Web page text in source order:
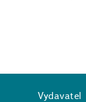
Vydavatel